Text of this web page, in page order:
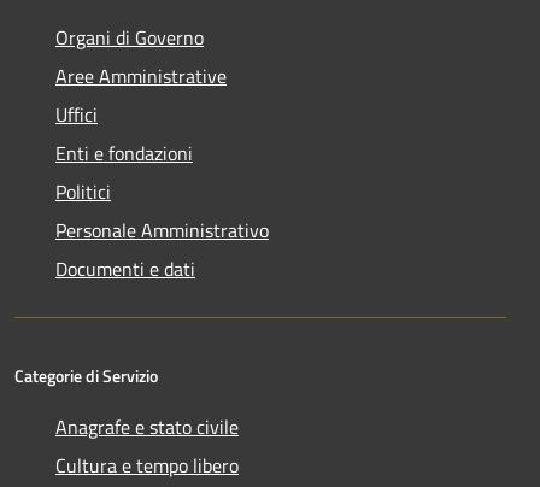
Organi di Governo
Aree Amministrative
Uffici
Enti e fondazioni
Politici
Personale Amministrativo
Documenti e dati
Categorie di Servizio
Anagrafe e stato civile
Cultura e tempo libero